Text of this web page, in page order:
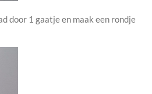
door 1 gaatje en maak een rondje